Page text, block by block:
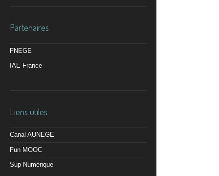
Partenaires
FNEGE
IAE France
Liens utiles
Canal AUNEGE
Fun MOOC
Sup Numérique